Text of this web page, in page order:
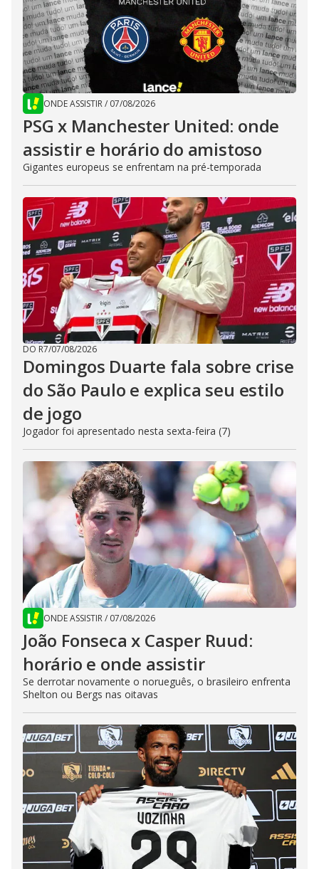
ONDE ASSISTIR/ 07/08/2026
PSG x Manchester United: onde
assistir e horário do amistoso
Gigantes europeus se enfrentam na pré-temporada
DO R7/07/08/2026
Domingos Duarte fala sobre crise
do São Paulo e explica seu estilo
de jogo
Jogador foi apresentado nesta sexta-feira (7)
ONDE ASSISTIR/ 07/08/2026
João Fonseca x Casper Ruud:
horário e onde assistir
Se derrotar novamente o norueguês, o brasileiro enfrenta
Shelton ou Bergs nas oitavas